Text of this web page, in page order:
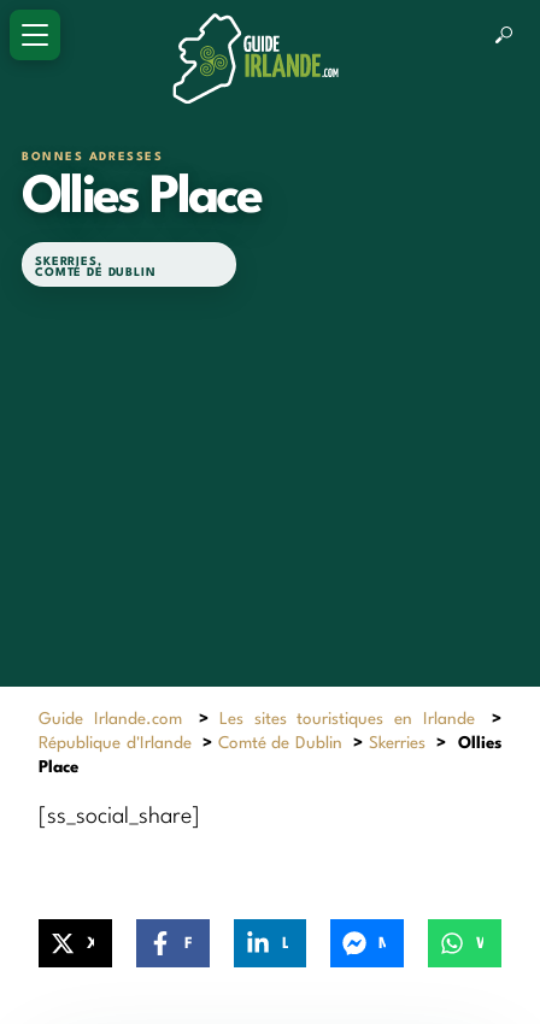
BONNES ADRESSES
Ollies Place
SKERRIES,
COMTÉ DE DUBLIN
Guide Irlande.com > Les sites touristiques en Irlande
>
République d'Irlande
> Comté de Dublin > Skerries >
Ollies
Place
[ss_social_share]